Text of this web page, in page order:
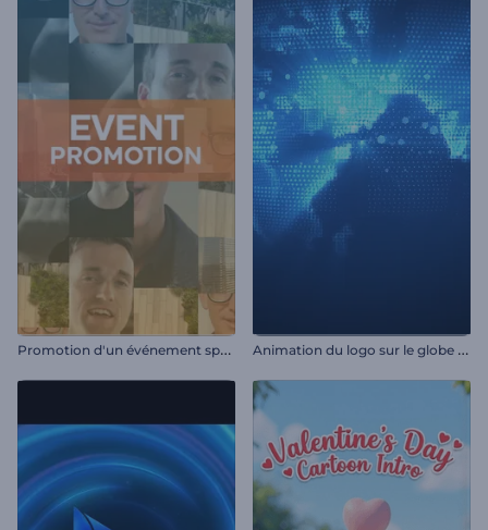
P
romotion d'un événement spécial A
nimation du logo sur le globe numérique